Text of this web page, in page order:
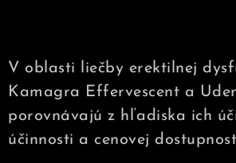
V oblasti liečby erektilnej
Kamagra Effervescent a
porovnávajú z hľadiska ich
účinnosti a cenovej